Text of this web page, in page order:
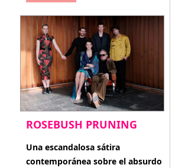
ROSEBUSH PRUNING
enero 20, 2026
Una escandalosa sátira
contemporánea sobre el absurdo